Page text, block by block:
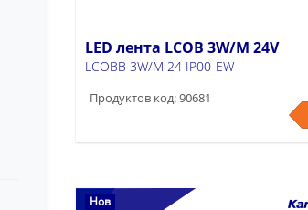
LED лента LCOB 3W/M 24V
LCOBB 3W/M 24 IP00-EW
Продуктов код: 90681
Нов